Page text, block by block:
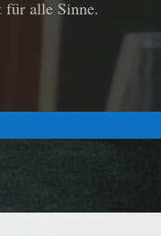
für alle Sinne.